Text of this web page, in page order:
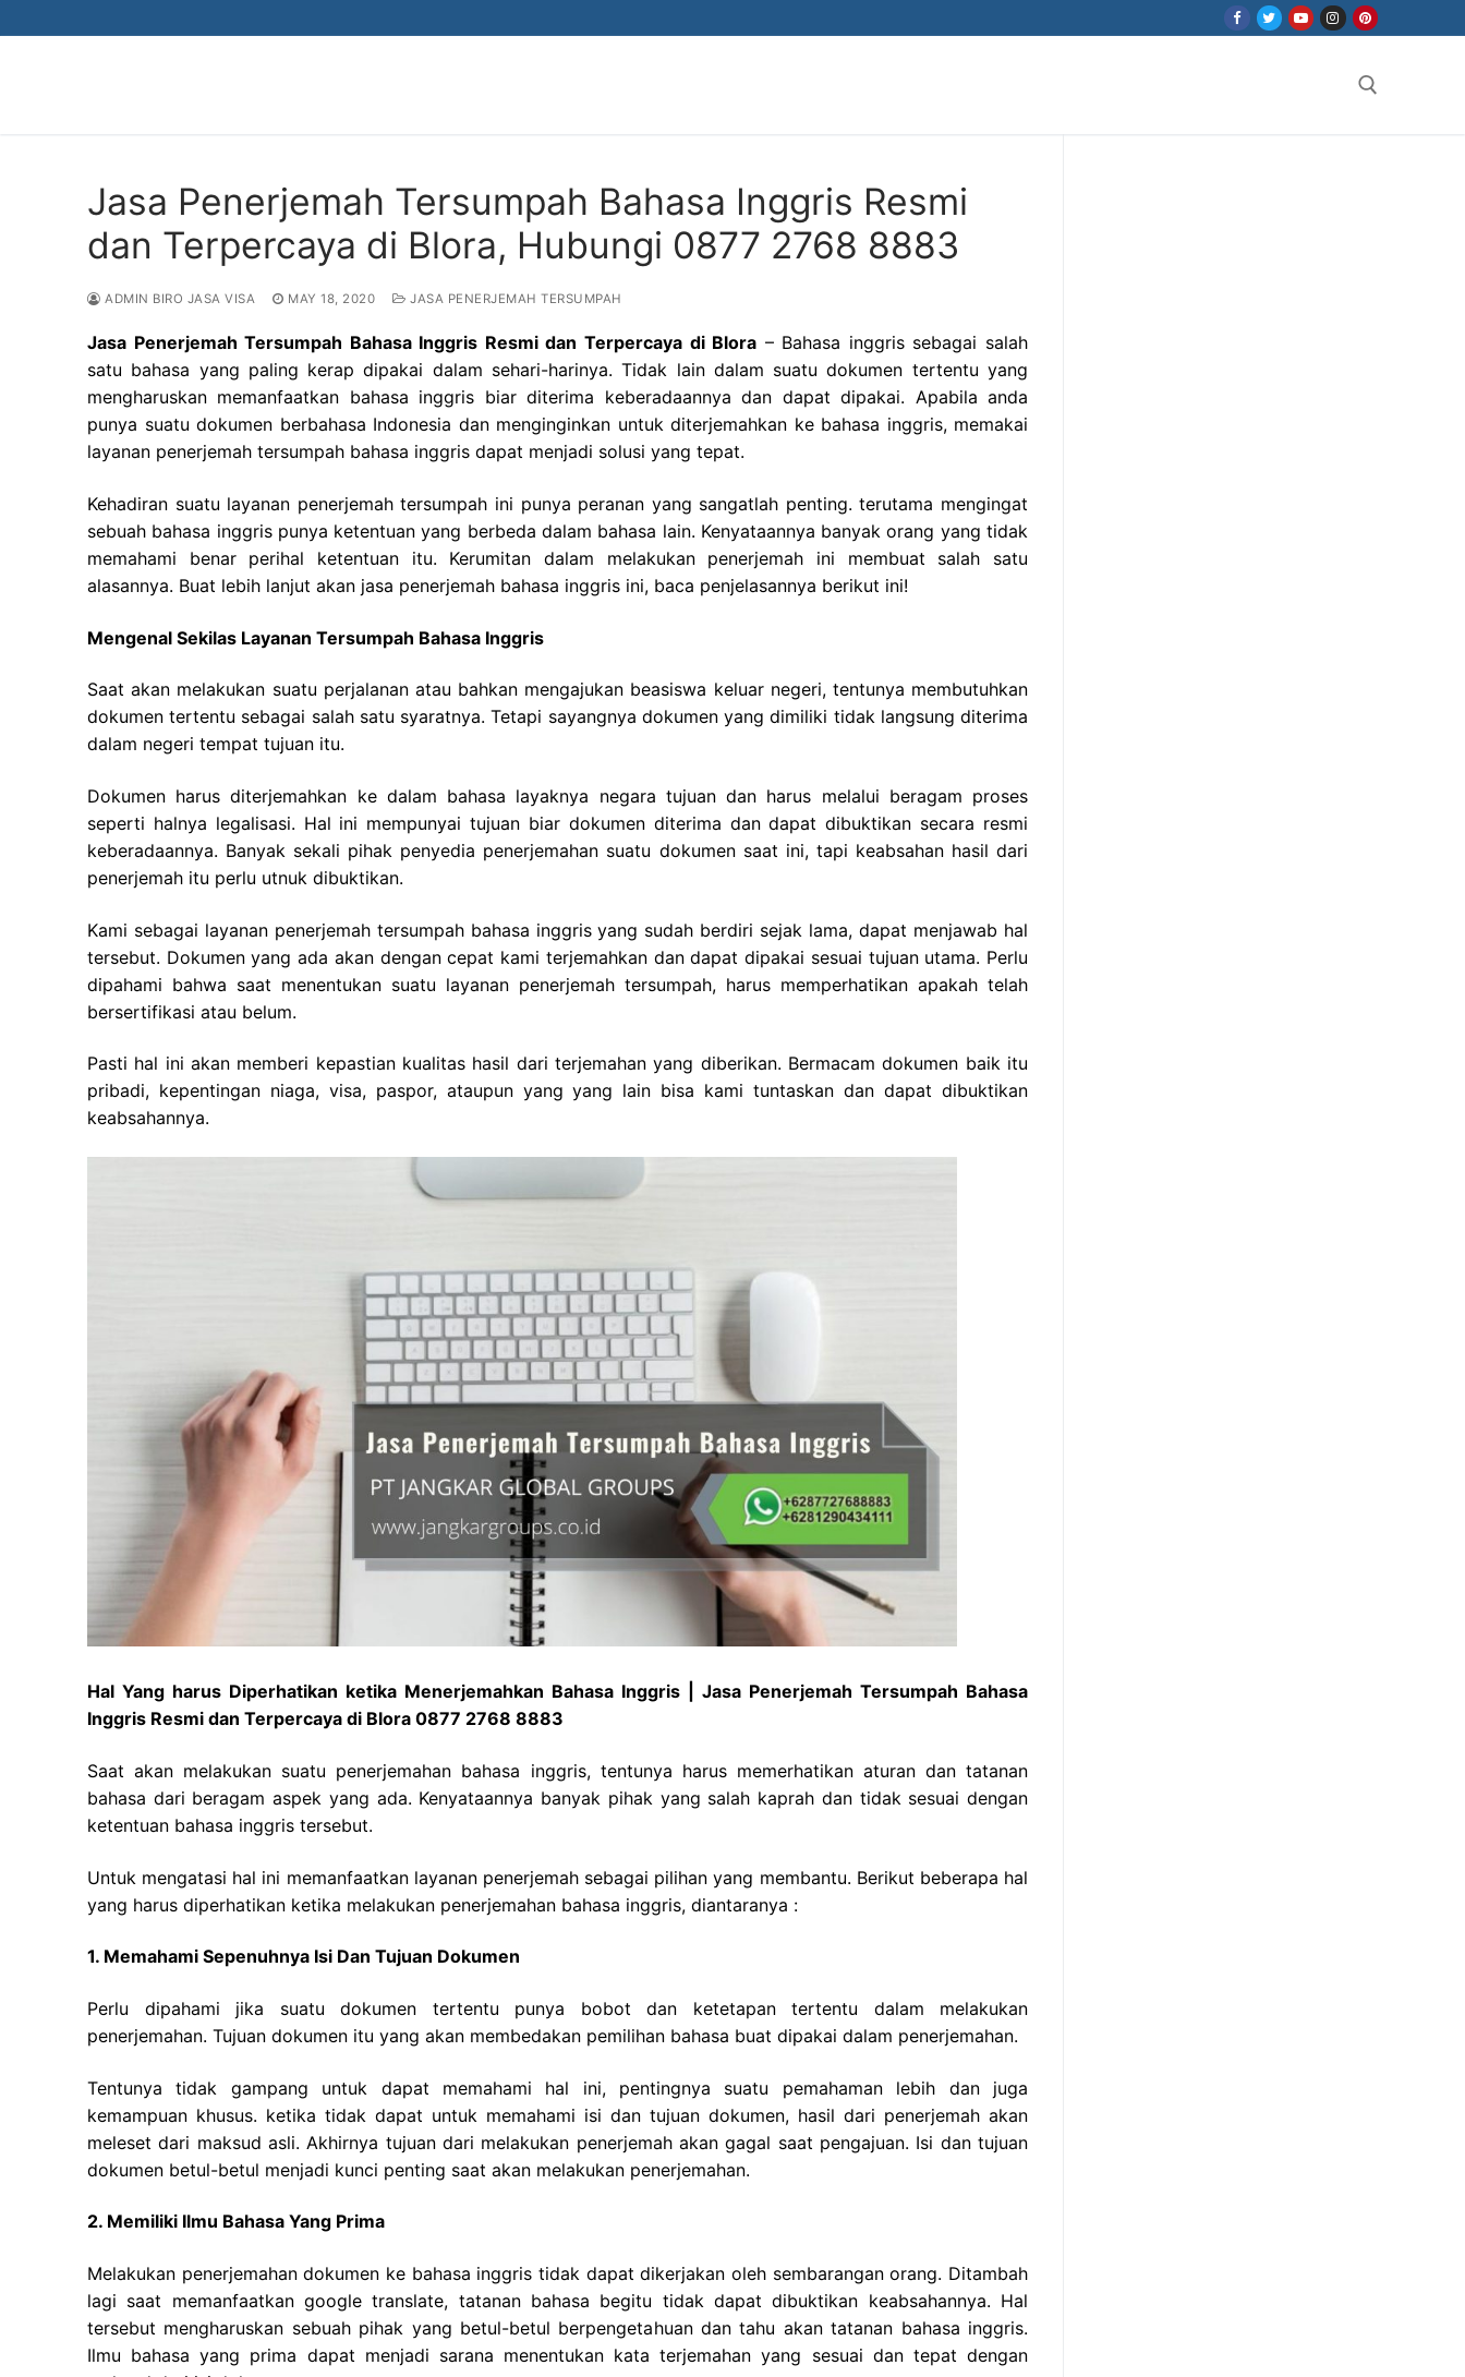
to
Jasa Penerjemah Tersumpah Bahasa Inggris Resmi
dan Terpercaya di Blora, Hubungi 0877 2768 8883
ADMIN BIRO JASA VISA MAY 18, 2020 JASA PENERJEMAH TERSUMPAH
Jasa Penerjemah Tersumpah Bahasa Inggris Resmi dan Terpercaya di Blora – Bahasa inggris sebagai salah
satu bahasa yang paling kerap dipakai dalam sehari-harinya. Tidak lain dalam suatu dokumen tertentu yang
mengharuskan memanfaatkan bahasa inggris biar diterima keberadaannya dan dapat dipakai. Apabila anda
punya suatu dokumen berbahasa Indonesia dan menginginkan untuk diterjemahkan ke bahasa inggris, memakai
layanan penerjemah tersumpah bahasa inggris dapat menjadi solusi yang tepat.
Kehadiran suatu layanan penerjemah tersumpah ini punya peranan yang sangatlah penting. terutama mengingat
sebuah bahasa inggris punya ketentuan yang berbeda dalam bahasa lain. Kenyataannya banyak orang yang tidak
memahami benar perihal ketentuan itu. Kerumitan dalam melakukan penerjemah ini membuat salah satu
alasannya. Buat lebih lanjut akan jasa penerjemah bahasa inggris ini, baca penjelasannya berikut ini!
Mengenal Sekilas Layanan Tersumpah Bahasa Inggris
Saat akan melakukan suatu perjalanan atau bahkan mengajukan beasiswa keluar negeri, tentunya membutuhkan
dokumen tertentu sebagai salah satu syaratnya. Tetapi sayangnya dokumen yang dimiliki tidak langsung diterima
dalam negeri tempat tujuan itu.
Dokumen harus diterjemahkan ke dalam bahasa layaknya negara tujuan dan harus melalui beragam proses
seperti halnya legalisasi. Hal ini mempunyai tujuan biar dokumen diterima dan dapat dibuktikan secara resmi
keberadaannya. Banyak sekali pihak penyedia penerjemahan suatu dokumen saat ini, tapi keabsahan hasil dari
penerjemah itu perlu utnuk dibuktikan.
Kami sebagai layanan penerjemah tersumpah bahasa inggris yang sudah berdiri sejak lama, dapat menjawab hal
tersebut. Dokumen yang ada akan dengan cepat kami terjemahkan dan dapat dipakai sesuai tujuan utama. Perlu
dipahami bahwa saat menentukan suatu layanan penerjemah tersumpah, harus memperhatikan apakah telah
bersertifikasi atau belum.
Pasti hal ini akan memberi kepastian kualitas hasil dari terjemahan yang diberikan. Bermacam dokumen baik itu
pribadi, kepentingan niaga, visa, paspor, ataupun yang yang lain bisa kami tuntaskan dan dapat dibuktikan
keabsahannya.
Hal Yang harus Diperhatikan ketika Menerjemahkan Bahasa Inggris | Jasa Penerjemah Tersumpah Bahasa
Inggris Resmi dan Terpercaya di Blora 0877 2768 8883
Saat akan melakukan suatu penerjemahan bahasa inggris, tentunya harus memerhatikan aturan dan tatanan
bahasa dari beragam aspek yang ada. Kenyataannya banyak pihak yang salah kaprah dan tidak sesuai dengan
ketentuan bahasa inggris tersebut.
Untuk mengatasi hal ini memanfaatkan layanan penerjemah sebagai pilihan yang membantu. Berikut beberapa hal
yang harus diperhatikan ketika melakukan penerjemahan bahasa inggris, diantaranya :
1. Memahami Sepenuhnya Isi Dan Tujuan Dokumen
Perlu dipahami jika suatu dokumen tertentu punya bobot dan ketetapan tertentu dalam melakukan
penerjemahan. Tujuan dokumen itu yang akan membedakan pemilihan bahasa buat dipakai dalam penerjemahan.
Tentunya tidak gampang untuk dapat memahami hal ini, pentingnya suatu pemahaman lebih dan juga
kemampuan khusus. ketika tidak dapat untuk memahami isi dan tujuan dokumen, hasil dari penerjemah akan
meleset dari maksud asli. Akhirnya tujuan dari melakukan penerjemah akan gagal saat pengajuan. Isi dan tujuan
dokumen betul-betul menjadi kunci penting saat akan melakukan penerjemahan.
2. Memiliki Ilmu Bahasa Yang Prima
Melakukan penerjemahan dokumen ke bahasa inggris tidak dapat dikerjakan oleh sembarangan orang. Ditambah
lagi saat memanfaatkan google translate, tatanan bahasa begitu tidak dapat dibuktikan keabsahannya. Hal
tersebut mengharuskan sebuah pihak yang betul-betul berpengetahuan dan tahu akan tatanan bahasa inggris.
Ilmu bahasa yang prima dapat menjadi sarana menentukan kata terjemahan yang sesuai dan tepat dengan